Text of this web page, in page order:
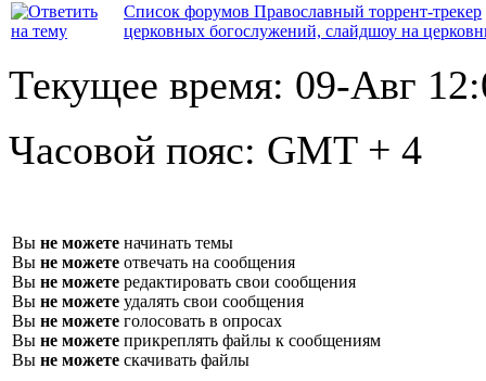
Список форумов Православный торрент-трекер
церковных богослужений, слайдшоу на
Текущее время: 09-Авг
Часовой пояс: GMT + 4
Вы не можете начинать темы
Вы не можете отвечать на сообщения
Вы не можете редактировать свои сообщения
Вы не можете удалять свои сообщения
Вы не можете голосовать в опросах
Вы не можете прикреплять файлы к сообщениям
Вы не можете скачивать файлы